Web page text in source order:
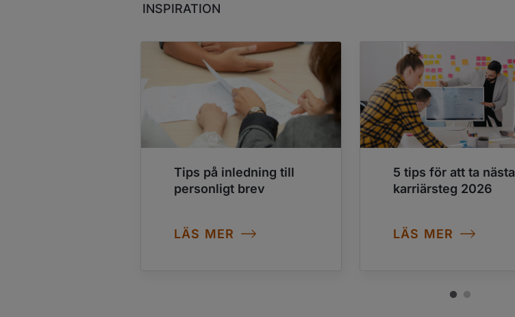
INSPIRATION
Tips på inledning till
personligt brev
LÄS MER
5 tips för att ta nästa
karriärsteg 2026
LÄS MER